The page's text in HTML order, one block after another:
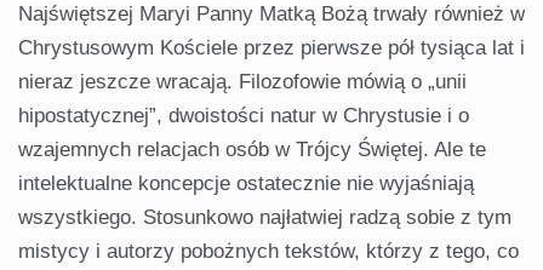
Najświętszej Maryi Panny Matką Bożą trwały również w
Chrystusowym Kościele przez pierwsze pół tysiąca lat i
nieraz jeszcze wracają. Filozofowie mówią o „unii
hipostatycznej”, dwoistości natur w Chrystusie i o
wzajemnych relacjach osób w Trójcy Świętej. Ale te
intelektualne koncepcje ostatecznie nie wyjaśniają
wszystkiego. Stosunkowo najłatwiej radzą sobie z tym
mistycy i autorzy pobożnych tekstów, którzy z tego, co